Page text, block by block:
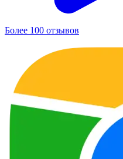
Более 100 отзывов